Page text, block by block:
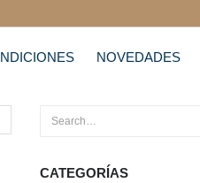
NOVEDADES
CATEGORÍAS